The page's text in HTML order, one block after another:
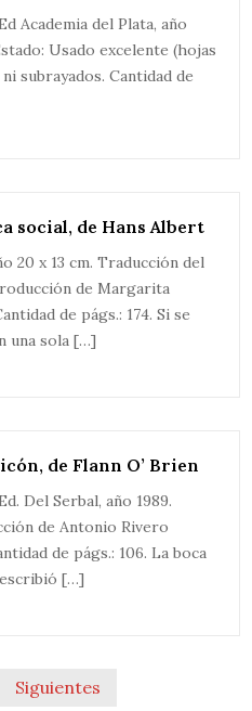
Academia del Plata, año
Usado excelente (hojas
subrayados. Cantidad de
social, de Hans Albert
20 x 13 cm. Traducción del
de Margarita
de págs.: 174. Si se
una sola […]
de Flann O’ Brien
Del Serbal, año 1989.
de Antonio Rivero
de págs.: 106. La boca
[…]
Siguientes